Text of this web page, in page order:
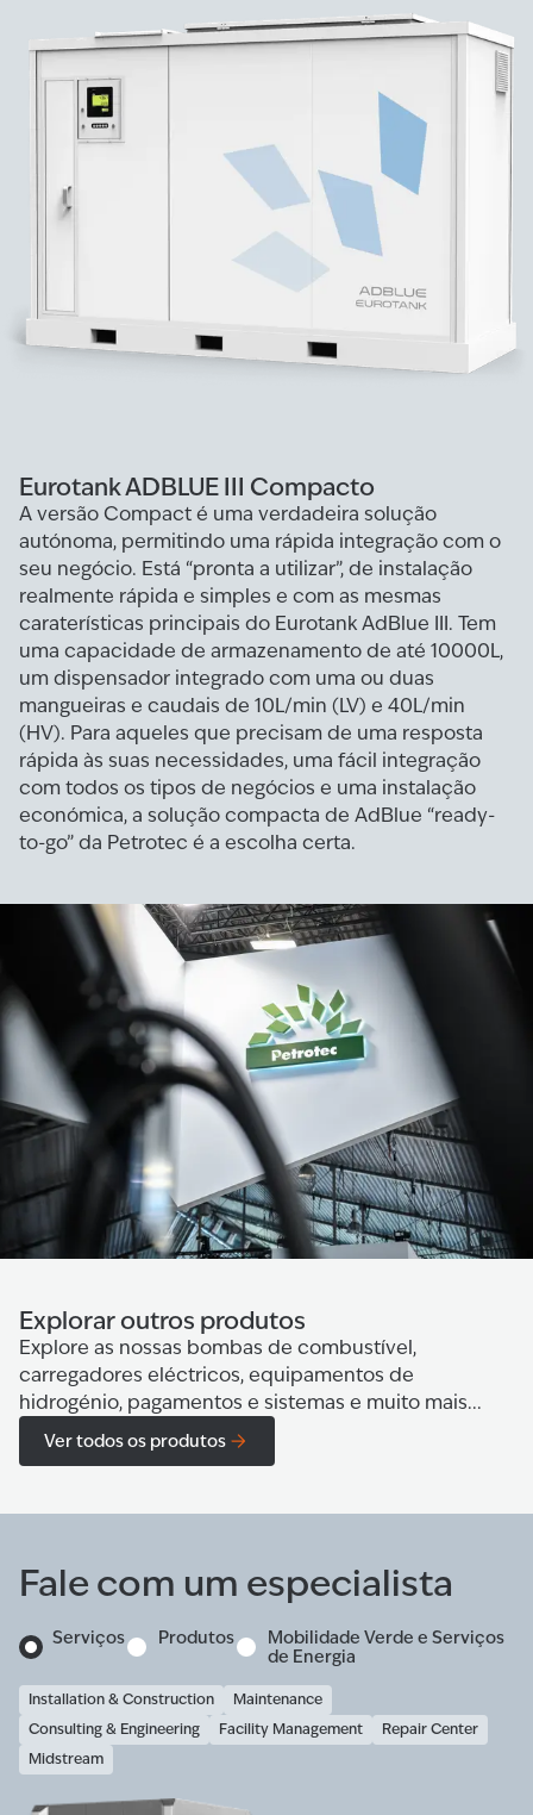
Eurotank ADBLUE III Compacto
A versão Compact é uma verdadeira solução
autónoma, permitindo uma rápida integração com o
seu negócio. Está “pronta a utilizar”, de instalação
realmente rápida e simples e com as mesmas
caraterísticas principais do Eurotank AdBlue III. Tem
uma capacidade de armazenamento de até 10000L,
um dispensador integrado com uma ou duas
mangueiras e caudais de 10L/min (LV) e 40L/min
(HV). Para aqueles que precisam de uma resposta
rápida às suas necessidades, uma fácil integração
com todos os tipos de negócios e uma instalação
económica, a solução compacta de AdBlue “ready-
to-go” da Petrotec é a escolha certa.
Explorar outros produtos
Explore as nossas bombas de combustível,
carregadores eléctricos, equipamentos de
hidrogénio, pagamentos e sistemas e muito mais...
Ver todos os produtos
Fale com um especialista
Serviços Produtos
Mobilidade Verde e Serviços
de Energia
Installation & Construction
Maintenance
Consulting & Engineering
Facility Management
Repair Center
Midstream